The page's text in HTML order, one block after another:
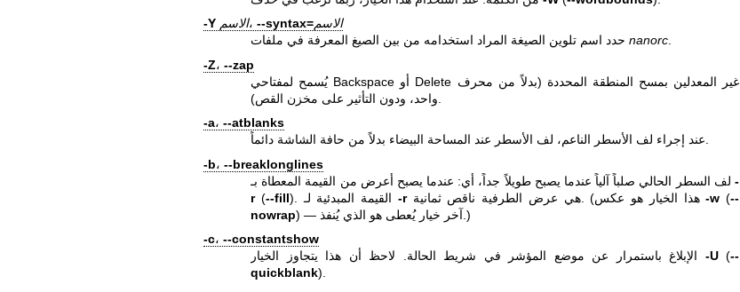
-Y الاسم، --syntax=الاسم
حدد اسم تلوين الصيغة المراد استخدامه من بين الصيغ المعرفة في ملفاتnanorc.
-Z، --zap
يُسمح لمفتاحي Backspace أو Delete غير المعدلين بمسح المنطقة المحددة (بدلاً من محرف
-a، --atblanks
عند إجراء لف الأسطر الناعم، لف الأسطر عند المساحة البيضاء بدلاً من حافة الشاشة دائماً.
-b، --breaklonglines
لف السطر الحالي صلباً آلياً عندما يصبح طويلاً جداً، أي: عندما يصبح أعرض من القيمة المعطاة بـ-
r(--fill -r هي عرض الطرفية ناقص ثمانية. (هذا الخيار هو عكس-w (--
nowrap
) — آخر خيار يُعطى هو الذي يُنفذ.)
-c، --constantshow
-U(--
quickblank).